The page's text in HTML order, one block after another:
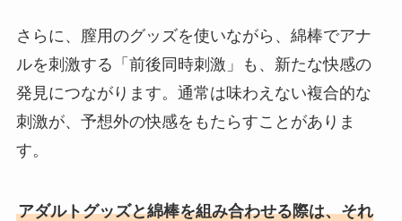
さらに、膣用のグッズを使いながら、綿棒でアナ
ルを刺激する「前後同時刺激」も、新たな快感の
発見につながります。通常は味わえない複合的な
刺激が、予想外の快感をもたらすことがありま
す。
アダルトグッズと綿棒を組み合わせる際は、それ